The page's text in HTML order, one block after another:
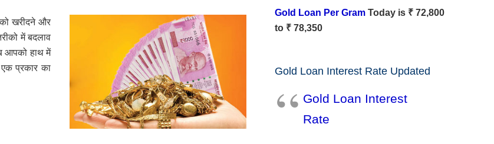
को खरीदने और
में बदलाव
आपको हाथ में
प्रकार का
Gold Loan Per Gram Today is ₹ 72,800
to ₹ 78,350
Gold Loan Interest Rate Updated
Gold Loan Interest
Rate